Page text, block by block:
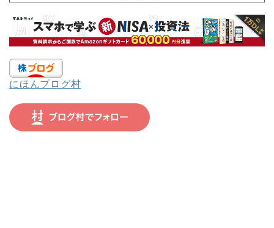
にほんブログ村